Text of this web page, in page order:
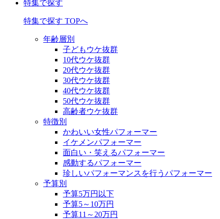
特集で探す
特集で探す TOPへ
年齢層別
子どもウケ抜群
10代ウケ抜群
20代ウケ抜群
30代ウケ抜群
40代ウケ抜群
50代ウケ抜群
高齢者ウケ抜群
特徴別
かわいい女性パフォーマー
イケメンパフォーマー
面白い・笑えるパフォーマー
感動するパフォーマー
珍しいパフォーマンスを行うパフォーマー
予算別
予算5万円以下
予算5～10万円
予算11～20万円